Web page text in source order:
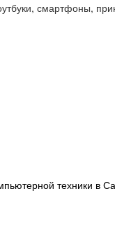
смартфоны,
техники в